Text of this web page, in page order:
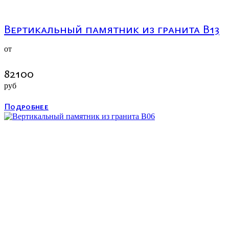
Вертикальный памятник из гранита В13
от
82100
руб
Подробнее